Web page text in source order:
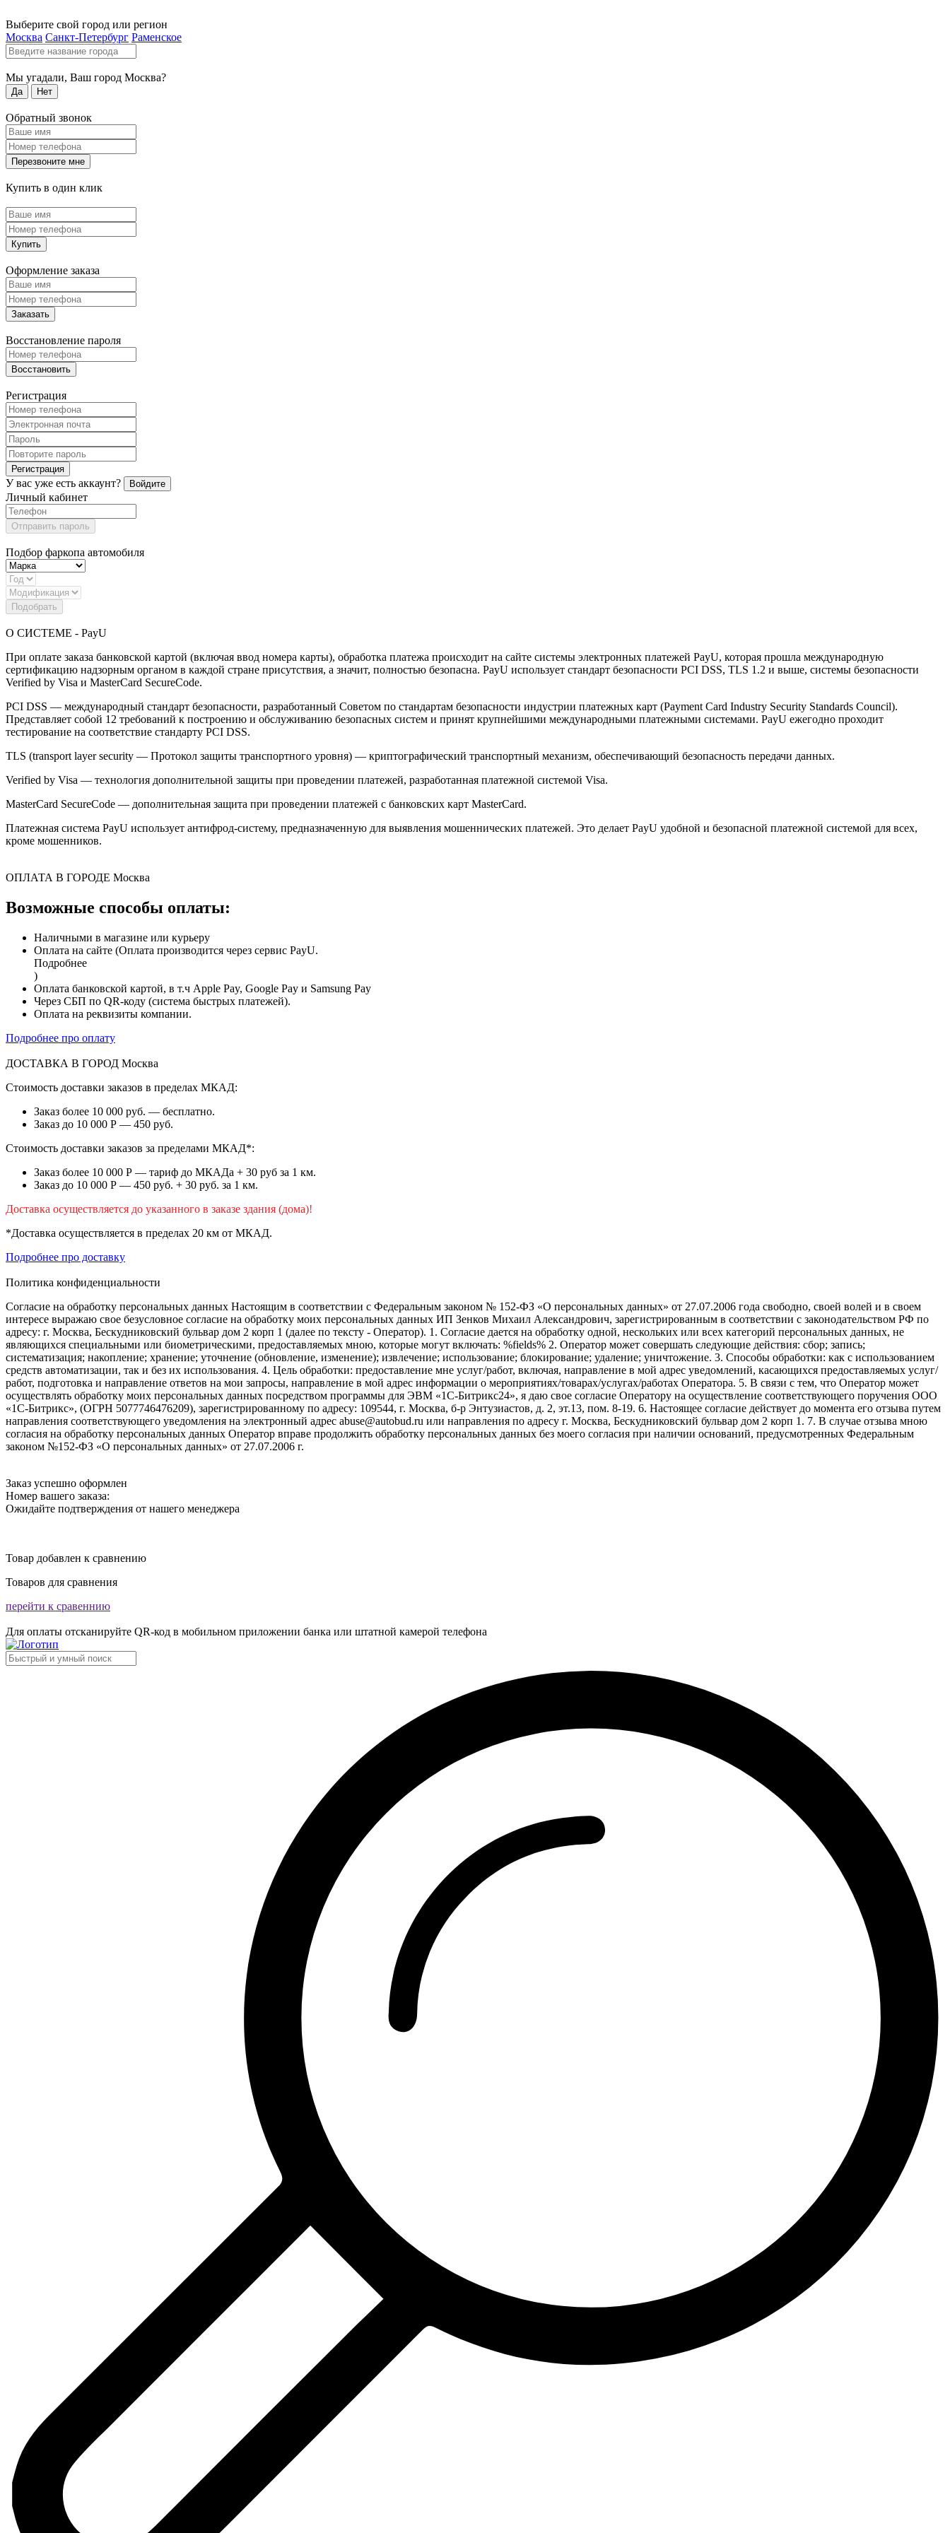
Выберите свой город или регион
Москва Санкт-Петербург Раменское
Мы угадали, Ваш город Москва?
Да Нет
Обратный звонок
Перезвоните мне
Купить в один клик
Купить
Оформление заказа
Заказать
Восстановление пароля
Восстановить
Регистрация
Регистрация
У вас уже есть аккаунт? Войдите
Личный кабинет
Отправить пароль
Подбор фаркопа автомобиля
Подобрать
О СИСТЕМЕ - PayU
При оплате заказа банковской картой (включая ввод номера карты), обработка платежа происходит на сайте системы электронных платежей PayU, которая прошла международную
сертификацию надзорным органом в каждой стране присутствия, а значит, полностью безопасна. PayU использует стандарт безопасности PCI DSS, TLS 1.2 и выше, системы безопасности
Verified by Visa и MasterCard SecureCode.
PCI DSS — международный стандарт безопасности, разработанный Советом по стандартам безопасности индустрии платежных карт (Payment Card Industry Security Standards Council).
Представляет собой 12 требований к построению и обслуживанию безопасных систем и принят крупнейшими международными платежными системами. PayU ежегодно проходит
тестирование на соответствие стандарту PCI DSS.
TLS (transport layer security — Протокол защиты транспортного уровня) — криптографический транспортный механизм, обеспечивающий безопасность передачи данных.
Verified by Visa — технология дополнительной защиты при проведении платежей, разработанная платежной системой Visa.
MasterCard SecureCode — дополнительная защита при проведении платежей с банковских карт MasterCard.
Платежная система PayU использует антифрод-систему, предназначенную для выявления мошеннических платежей. Это делает PayU удобной и безопасной платежной системой для всех,
кроме мошенников.
ОПЛАТА В ГОРОДЕ Москва
Возможные способы оплаты:
Наличными в магазине или курьеру
Оплата на сайте (Оплата производится через сервис PayU.
Подробнее
)
Оплата банковской картой, в т.ч Apple Pay, Google Pay и Samsung Pay
Через СБП по QR-коду (система быстрых платежей).
Оплата на реквизиты компании.
Подробнее про оплату
ДОСТАВКА В ГОРОД Москва
Стоимость доставки заказов в пределах МКАД:
Заказ более 10 000 руб. — бесплатно.
Заказ до 10 000 Р — 450 руб.
Стоимость доставки заказов за пределами МКАД*:
Заказ более 10 000 Р — тариф до МКАДа + 30 руб за 1 км.
Заказ до 10 000 Р — 450 руб. + 30 руб. за 1 км.
Доставка осуществляется до указанного в заказе здания (дома)!
*Доставка осуществляется в пределах 20 км от МКАД.
Подробнее про доставку
Политика конфиденциальности
Согласие на обработку персональных данных Настоящим в соответствии с Федеральным законом № 152-ФЗ «О персональных данных» от 27.07.2006 года свободно, своей волей и в своем
интересе выражаю свое безусловное согласие на обработку моих персональных данных ИП Зенков Михаил Александрович, зарегистрированным в соответствии с законодательством РФ по
адресу: г. Москва, Бескудниковский бульвар дом 2 корп 1 (далее по тексту - Оператор). 1. Согласие дается на обработку одной, нескольких или всех категорий персональных данных, не
являющихся специальными или биометрическими, предоставляемых мною, которые могут включать: %fields% 2. Оператор может совершать следующие действия: сбор; запись;
систематизация; накопление; хранение; уточнение (обновление, изменение); извлечение; использование; блокирование; удаление; уничтожение. 3. Способы обработки: как с использованием
средств автоматизации, так и без их использования. 4. Цель обработки: предоставление мне услуг/работ, включая, направление в мой адрес уведомлений, касающихся предоставляемых услуг/
работ, подготовка и направление ответов на мои запросы, направление в мой адрес информации о мероприятиях/товарах/услугах/работах Оператора. 5. В связи с тем, что Оператор может
осуществлять обработку моих персональных данных посредством программы для ЭВМ «1С-Битрикс24», я даю свое согласие Оператору на осуществление соответствующего поручения ООО
«1С-Битрикс», (ОГРН 5077746476209), зарегистрированному по адресу: 109544, г. Москва, б-р Энтузиастов, д. 2, эт.13, пом. 8-19. 6. Настоящее согласие действует до момента его отзыва путем
направления соответствующего уведомления на электронный адрес abuse@autobud.ru или направления по адресу г. Москва, Бескудниковский бульвар дом 2 корп 1. 7. В случае отзыва мною
согласия на обработку персональных данных Оператор вправе продолжить обработку персональных данных без моего согласия при наличии оснований, предусмотренных Федеральным
законом №152-ФЗ «О персональных данных» от 27.07.2006 г.
Заказ успешно оформлен
Номер вашего заказа:
Ожидайте подтверждения от нашего менеджера
Товар добавлен к сравнению
Товаров для сравнения
перейти к сравеннию
Для оплаты отсканируйте QR-код в мобильном приложении банка или штатной камерой телефона